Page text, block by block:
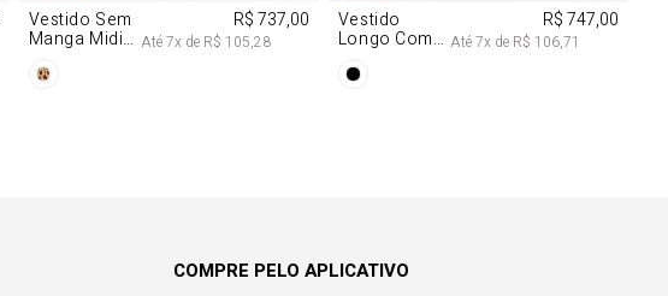
Vestido Sem
Manga Midi
Morango
R$ 737,00
Até7x de R$ 105,28
Vestido
Longo Com
Na Frente
R$ 747,00
Até7x de R$ 106,71
COMPRE PELO APLICATIVO